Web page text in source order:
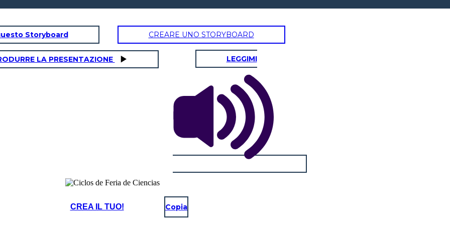
Storyboard CREARE UNO STORYBOARD
LA PRESENTAZIONE LEGGIMI
CREA IL TUO! Copia